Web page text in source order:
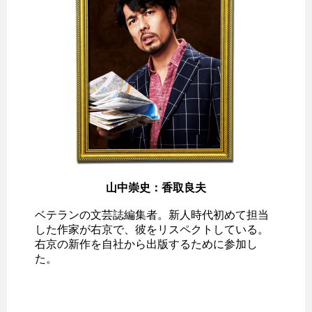
山中崇史：香取良夫
ベテランの文芸誌編集者。新人時代初めて担当
した作家が右京で、彼をリスペクトしている。
右京の新作を自社から出版するために参加し
た。